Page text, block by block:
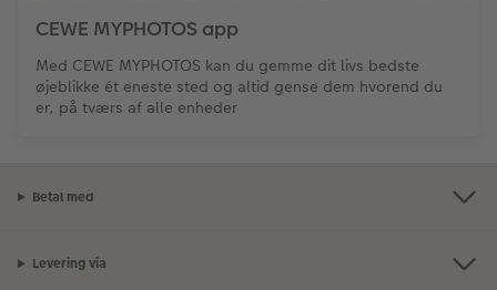
CEWE MYPHOTOS app
Med CEWE MYPHOTOS kan du gemme dit livs bedste
øjeblikke ét eneste sted og altid gense dem hvorend du
er, på tværs af alle enheder
Betal med
Levering via